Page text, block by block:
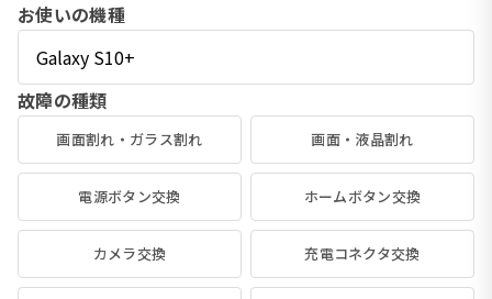
お使いの機種
故障の種類
画面割れ・ガラス割れ 画面・液晶割れ
電源ボタン交換 ホームボタン交換
カメラ交換 充電コネクタ交換